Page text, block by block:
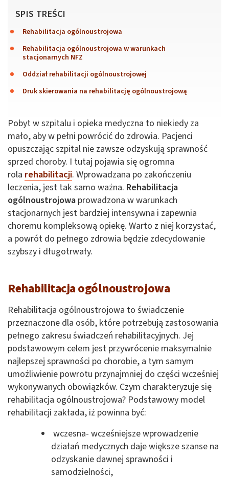
SPIS TREŚCI
Rehabilitacja ogólnoustrojowa
Rehabilitacja ogólnoustrojowa w warunkach
stacjonarnych NFZ
Oddział rehabilitacji ogólnoustrojowej
Druk skierowania na rehabilitację ogólnoustrojową
Pobyt w szpitalu i opieka medyczna to niekiedy za
mało, aby w pełni powrócić do zdrowia. Pacjenci
opuszczając szpital nie zawsze odzyskują sprawność
sprzed choroby. I tutaj pojawia się ogromna
rola rehabilitacji. Wprowadzana po zakończeniu
leczenia, jest tak samo ważna. Rehabilitacja
ogólnoustrojowa prowadzona w warunkach
stacjonarnych jest bardziej intensywna i zapewnia
choremu kompleksową opiekę. Warto z niej korzystać,
a powrót do pełnego zdrowia będzie zdecydowanie
szybszy i długotrwały.
Rehabilitacja ogólnoustrojowa
Rehabilitacja ogólnoustrojowa to świadczenie
przeznaczone dla osób, które potrzebują zastosowania
pełnego zakresu świadczeń rehabilitacyjnych. Jej
podstawowym celem jest przywrócenie maksymalnie
najlepszej sprawności po chorobie, a tym samym
umożliwienie powrotu przynajmniej do części wcześniej
wykonywanych obowiązków. Czym charakteryzuje się
rehabilitacja ogólnoustrojowa? Podstawowy model
rehabilitacji zakłada, iż powinna być:
wczesna- wcześniejsze wprowadzenie
działań medycznych daje większe szanse na
odzyskanie dawnej sprawności i
samodzielności,